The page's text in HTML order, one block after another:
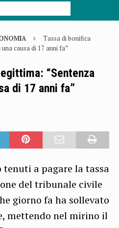
Tassa di bonifica
causa di 17 anni fa”
“Sentenza
di 17 anni fa”
a pagare la tassa
del tribunale civile
giorno fa ha sollevato
mettendo nel mirino il